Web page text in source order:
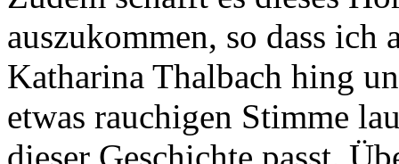
auszukommen, so dass
Katharina Thalbach hing
etwas rauchigen Stimme